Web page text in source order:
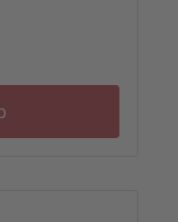
Fräsung für
sind nicht